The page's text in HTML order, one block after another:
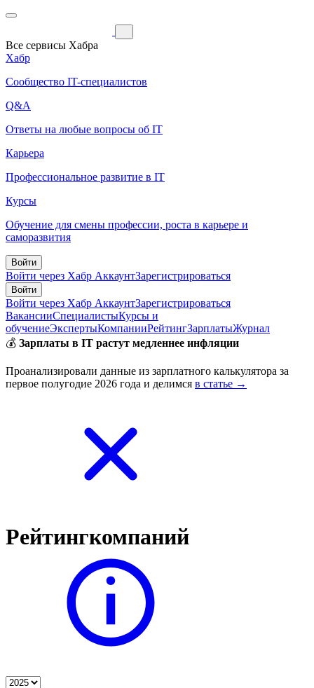
Все сервисы Хабра
Хабр
Сообщество IT-специалистов
Q&A
Ответы на любые вопросы об IT
Карьера
Профессиональное развитие в IT
Курсы
Обучение для смены профессии, роста в карьере и
саморазвития
Войти
Войти через Хабр АккаунтЗарегистрироваться
Войти
Войти через Хабр АккаунтЗарегистрироваться
ВакансииСпециалистыКурсы и
обучениеЭкспертыКомпанииРейтингЗарплатыЖурнал
💰 Зарплаты в IT растут медленнее инфляции
Проанализировали данные из зарплатного калькулятора за
первое полугодие 2026 года и делимся в статье →
Рейтингкомпаний